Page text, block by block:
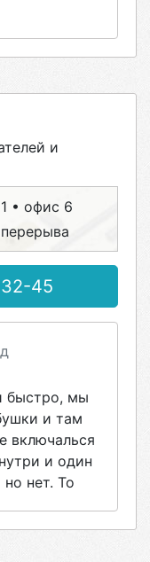
и
• офис 6
45
быстро, мы
и там
включалься
и один
нет. То